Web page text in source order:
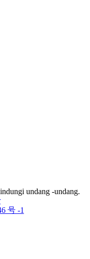
undang -undang.
号 -1